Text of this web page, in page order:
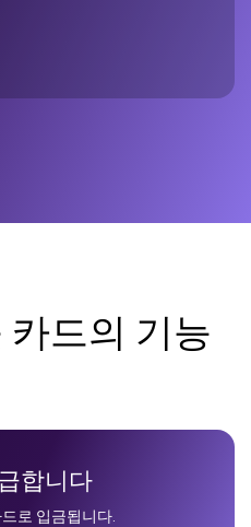
카드의 기능
합니다
로 입금됩니다.